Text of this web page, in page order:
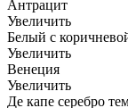
Антрацит
Увеличить
Белый с
Увеличить
Венеция
Увеличить
Де капе серебро